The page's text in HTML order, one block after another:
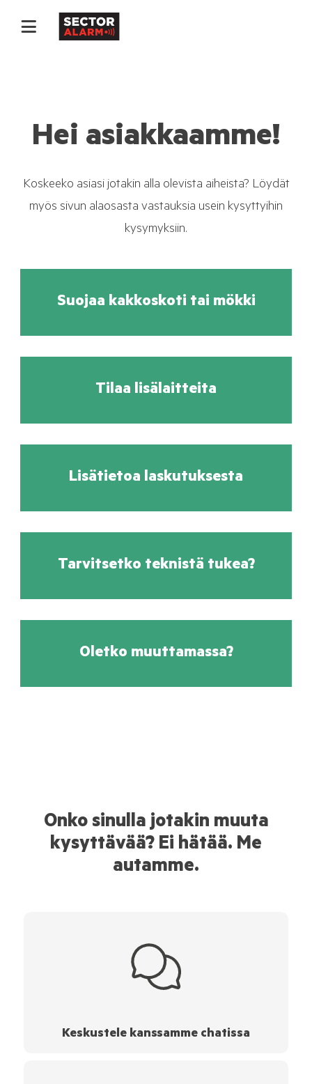
Hei asiakkaamme!
Koskeeko asiasi jotakin alla olevista aiheista? Löydät
myös sivun alaosasta vastauksia usein kysyttyihin
kysymyksiin.
Suojaa kakkoskoti tai mökki
Tilaa lisälaitteita
Lisätietoa laskutuksesta
Tarvitsetko teknistä tukea?
Oletko muuttamassa?
Onko sinulla jotakin muuta
kysyttävää? Ei hätää. Me
autamme.
Keskustele kanssamme chatissa